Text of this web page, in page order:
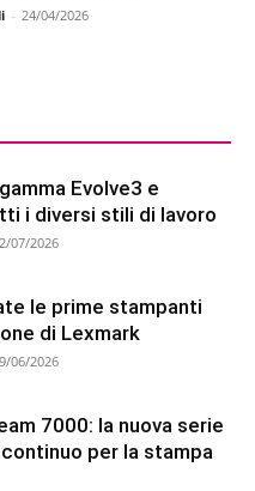
- 24/04/2026
Evolve3 e
i diversi stili di lavoro
07/2026
le prime stampanti
di Lexmark
06/2026
7000: la nuova serie
per la stampa